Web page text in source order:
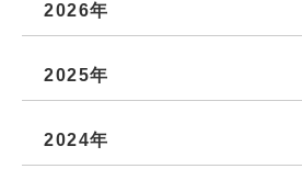
2026年
2025年
2024年